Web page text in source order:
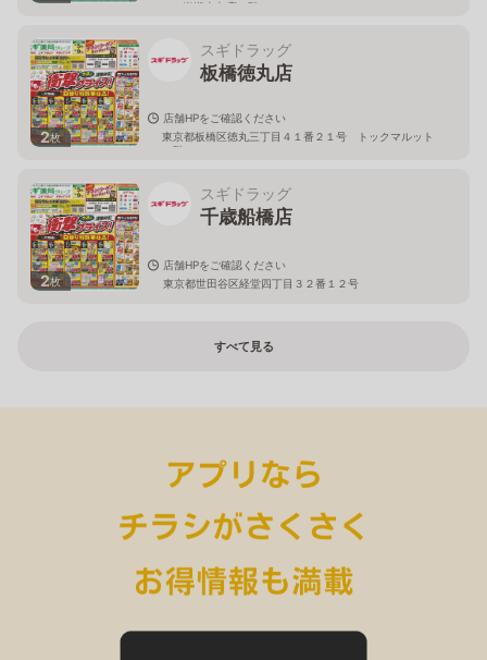
コー岩槻本丸店２階
2枚
スギドラッグ
板橋徳丸店
店舗HPをご確認ください
東京都板橋区徳丸三丁目４１番２１号 トックマルット
１階
2枚
スギドラッグ
千歳船橋店
店舗HPをご確認ください
東京都世田谷区経堂四丁目３２番１２号
すべて見る